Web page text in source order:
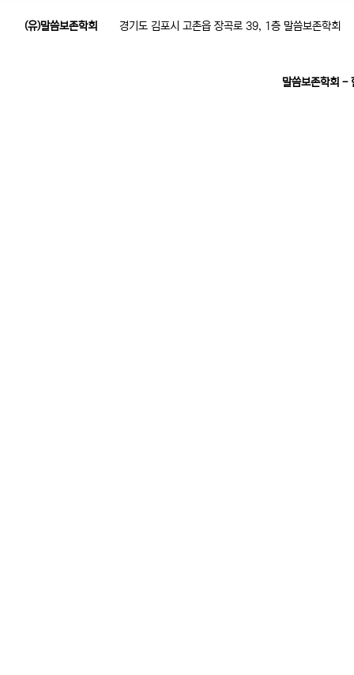
(유)말씀보존학회 경기도 김포시 고촌읍 장곡로 39, 1층 말씀보존학회
말씀보존학회 -